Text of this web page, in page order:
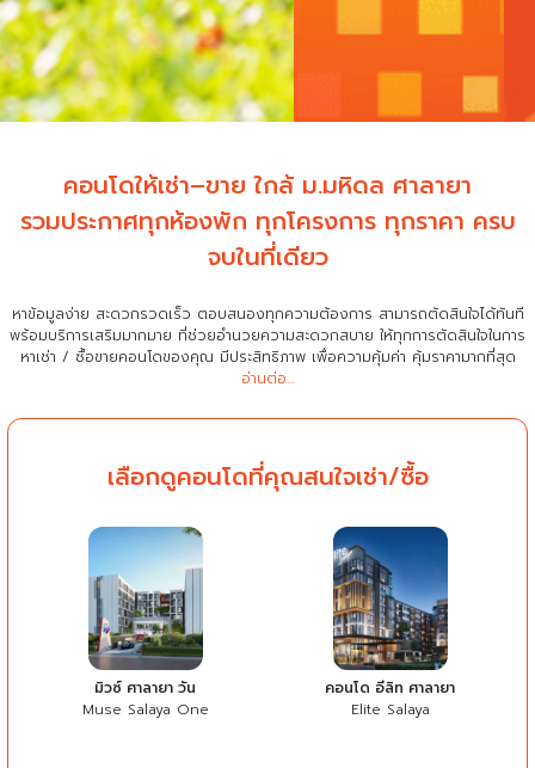
คอนโดให้เช่า–ขาย ใกล้ ม.มหิดล ศาลายา
รวมประกาศทุกห้องพัก ทุกโครงการ ทุกราคา ครบ
จบในที่เดียว
หาข้อมูลง่าย สะดวกรวดเร็ว ตอบสนองทุกความต้องการ สามารถตัดสินใจได้ทันที
พร้อมบริการเสริมมากมาย ที่ช่วยอำนวยความสะดวกสบาย ให้ทุกการตัดสินใจในการ
หาเช่า / ซื้อขายคอนโดของคุณ มีประสิทธิภาพ เพื่อความคุ้มค่า คุ้มราคามากที่สุด
อ่านต่อ...
เลือกดูคอนโดที่คุณสนใจเช่า/ซื้อ
มิวซ์ ศาลายา วัน
Muse Salaya One
คอนโด อีลิท ศาลายา
Elite Salaya